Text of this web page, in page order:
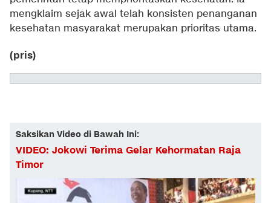
mengklaim sejak awal telah konsisten penanganan
kesehatan masyarakat merupakan prioritas utama.
(pris)
Saksikan Video di Bawah Ini:
VIDEO: Jokowi Terima Gelar Kehormatan Raja
Timor